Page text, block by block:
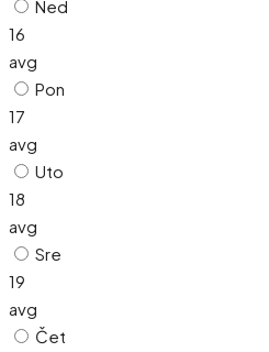
Ned
16
avg
Pon
17
avg
Uto
18
avg
Sre
19
avg
Čet